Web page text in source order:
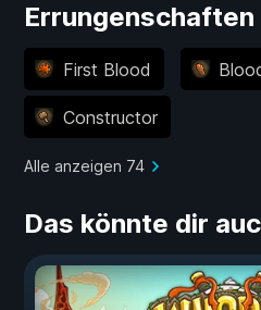
Errungenschaften
First Blood
Constructor
Alle anzeigen 74
Das könnte dir